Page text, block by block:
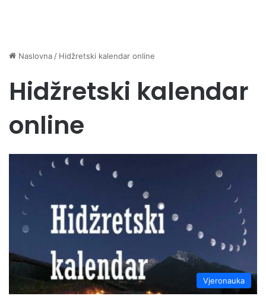
Naslovna / Hidžretski kalendar online
Hidžretski kalendar
online
Vjeronauka